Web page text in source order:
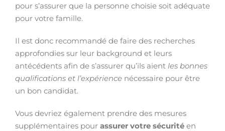
pour s’assurer que la personne choisie soit adéquate
pour votre famille.
Il est donc recommandé de faire des recherches
approfondies sur leur background et leurs
antécédents afin de s’assurer qu’ils aient les bonnes
qualifications et l’expérience nécessaire pour être
un bon candidat.
Vous devriez également prendre des mesures
supplémentaires pour assurer votre sécurité en